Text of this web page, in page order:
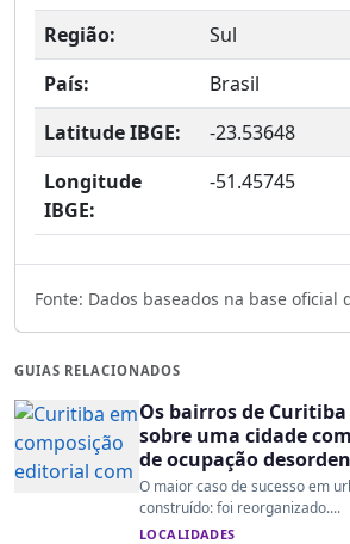
Região:
Sul
País:
Brasil
Latitude IBGE:
-23.53648
Longitude
IBGE:
-51.45745
Fonte: Dados baseados na base oficial
GUIAS RELACIONADOS
Os bairros de
sobre uma cidade
de ocupação
O maior caso de sucesso em
construído: foi reorganizado....
LOCALIDADES